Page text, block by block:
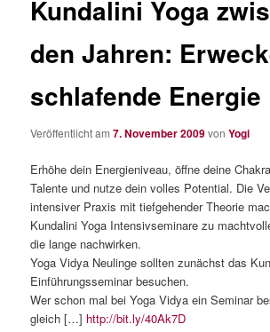
Kundalini Yoga
den Jahren:
schlafende Energie
Veröffentlicht am7. November 2009vonYogi
Erhöhe dein Energieniveau, öffne deine
Talente und nutze dein volles Potential. Die
intensiver Praxis mit tiefgehender Theorie
Kundalini Yoga Intensivseminare zu
die lange nachwirken.
Yoga Vidya Neulinge sollten zunächst das
Einführungsseminar besuchen.
Wer schon mal bei Yoga Vidya ein Seminar
gleich […] http://bit.ly/40Ak7D